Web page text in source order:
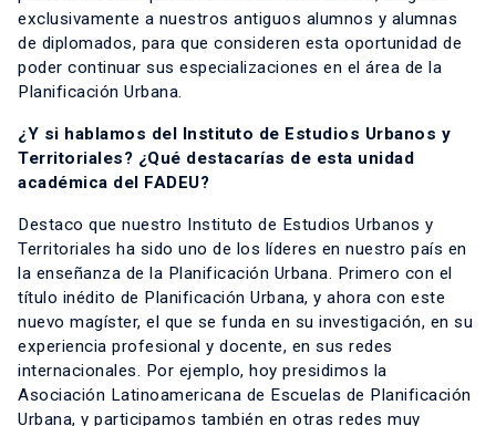
exclusivamente a nuestros antiguos alumnos y alumnas
de diplomados, para que consideren esta oportunidad de
poder continuar sus especializaciones en el área de la
Planificación Urbana.
¿Y si hablamos del Instituto de Estudios Urbanos y
Territoriales? ¿Qué destacarías de esta unidad
académica del FADEU?
Destaco que nuestro Instituto de Estudios Urbanos y
Territoriales ha sido uno de los líderes en nuestro país en
la enseñanza de la Planificación Urbana. Primero con el
título inédito de Planificación Urbana, y ahora con este
nuevo magíster, el que se funda en su investigación, en su
experiencia profesional y docente, en sus redes
internacionales. Por ejemplo, hoy presidimos la
Asociación Latinoamericana de Escuelas de Planificación
Urbana, y participamos también en otras redes muy